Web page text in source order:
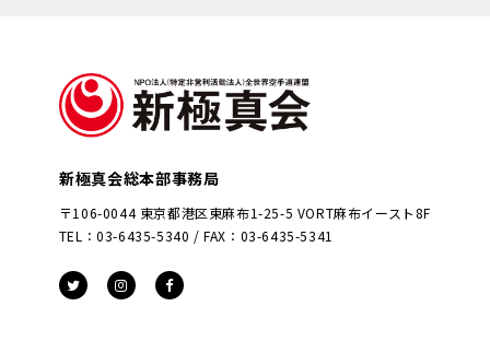
新極真会総本部事務局
〒106-0044 東京都港区東麻布1-25-5 VORT麻布イースト8F
TEL：03-6435-5340 / FAX：03-6435-5341